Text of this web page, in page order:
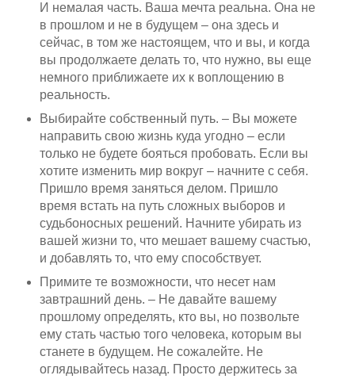
И немалая часть. Ваша мечта реальна. Она не
в прошлом и не в будущем – она здесь и
сейчас, в том же настоящем, что и вы, и когда
вы продолжаете делать то, что нужно, вы еще
немного приближаете их к воплощению в
реальность.
Выбирайте собственный путь. – Вы можете
направить свою жизнь куда угодно – если
только не будете бояться пробовать. Если вы
хотите изменить мир вокруг – начните с себя.
Пришло время заняться делом. Пришло
время встать на путь сложных выборов и
судьбоносных решений. Начните убирать из
вашей жизни то, что мешает вашему счастью,
и добавлять то, что ему способствует.
Примите те возможности, что несет нам
завтрашний день. – Не давайте вашему
прошлому определять, кто вы, но позвольте
ему стать частью того человека, которым вы
станете в будущем. Не сожалейте. Не
оглядывайтесь назад. Просто держитесь за